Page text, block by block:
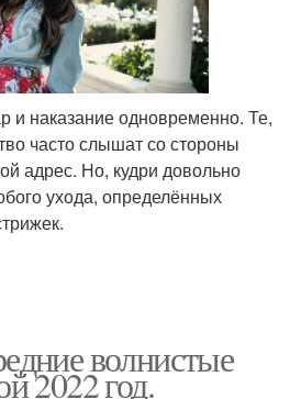
наказание одновременно. Те,
часто слышат со стороны
адрес. Но, кудри довольно
ухода, определённых
волнистые
2022 год.